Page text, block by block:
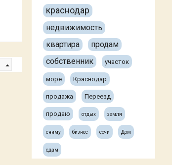
краснодар
недвижимость
квартира
продам
собственник
участок
море Краснодар
продажа Переезд
продаю отдых земля
сниму бизнес сочи Дом
сдам